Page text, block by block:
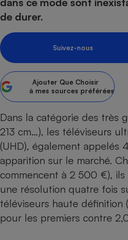
de durer.
Suivez-nous
Ajouter Que Choisir
à mes sources préférées
Dans la catégorie des très
213 cm…), les téléviseurs
(UHD), également appelés
apparition sur le marché.
commencent à 2 500 €),
une résolution quatre fois
téléviseurs haute définition
pour les premiers contre
Choisir son fioul
Choisir son pellet
Comparateur assurance
Tous les comparateurs
Toutes les cartes
Speedtest -
connexion